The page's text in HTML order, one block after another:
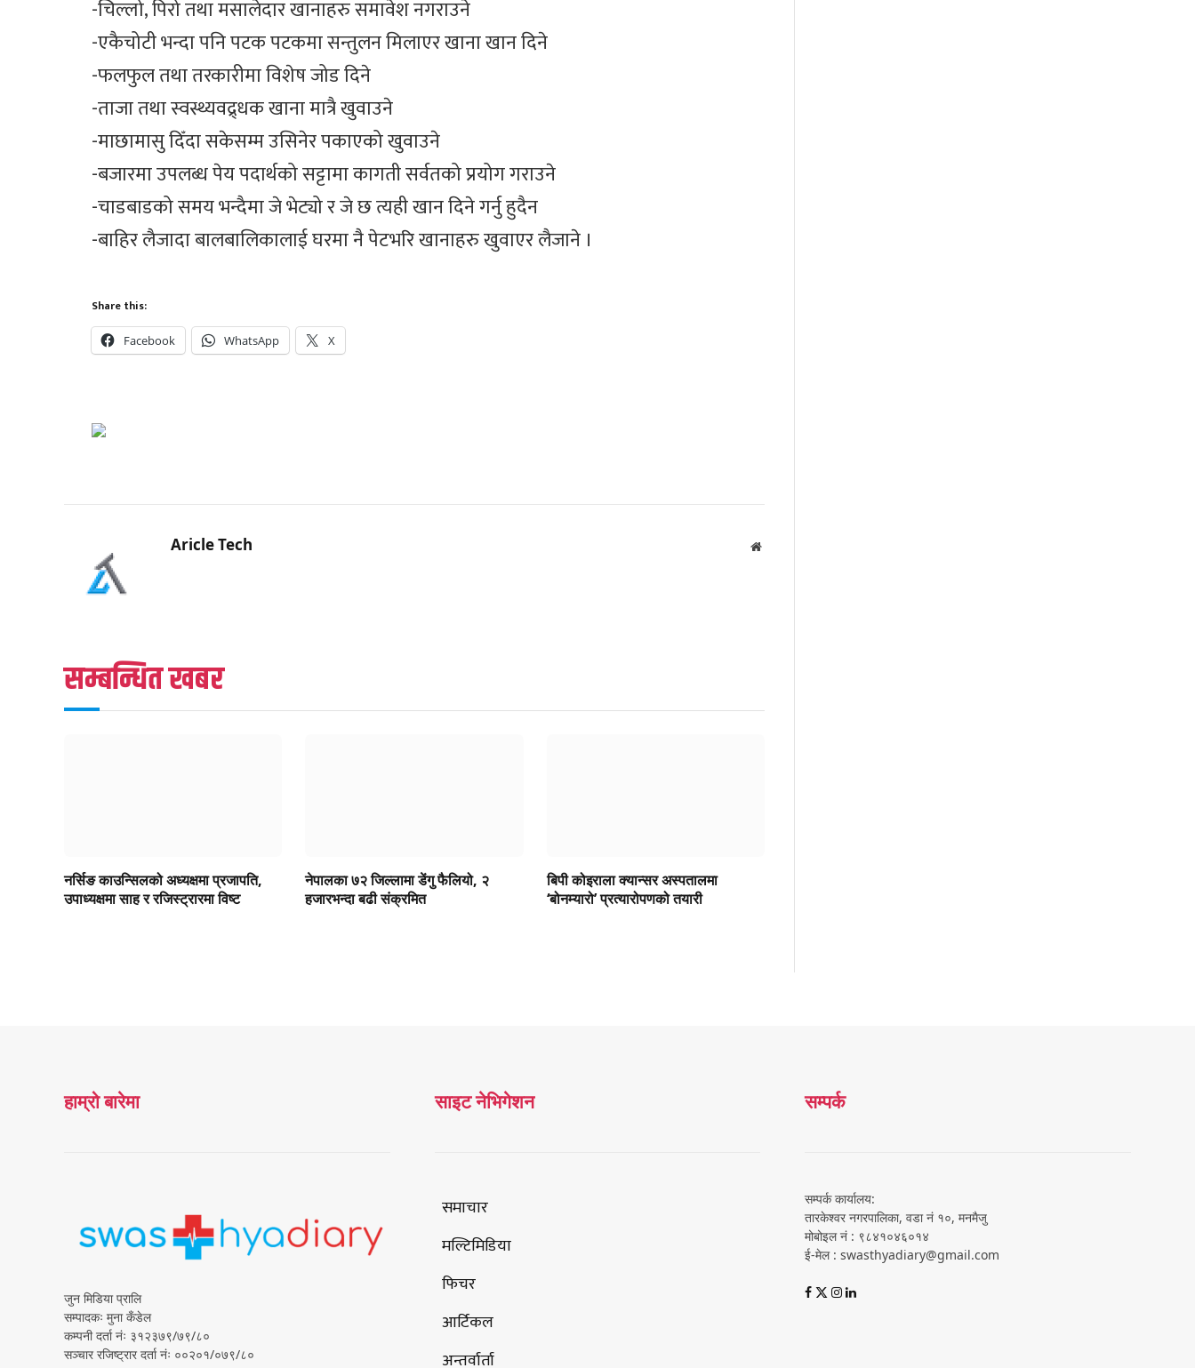
-चिल्लो, पिरो तथा मसालेदार खानाहरु समावेश नगराउने
-एकैचोटी भन्दा पनि पटक पटकमा सन्तुलन मिलाएर खाना खान दिने
-फलफुल तथा तरकारीमा विशेष जोड दिने
-ताजा तथा स्वस्थ्यवद्र्धक खाना मात्रै खुवाउने
-माछामासु दिँदा सकेसम्म उसिनेर पकाएको खुवाउने
-बजारमा उपलब्ध पेय पदार्थको सट्टामा कागती सर्वतको प्रयोग गराउने
-चाडबाडको समय भन्दैमा जे भेट्यो र जे छ त्यही खान दिने गर्नु हुदैन
-बाहिर लैजादा बालबालिकालाई घरमा नै पेटभरि खानाहरु खुवाएर लैजाने ।
Share this:
Facebook WhatsApp X
Aricle Tech Website
सम्बन्धित खबर
नर्सिङ काउन्सिलको अध्यक्षमा प्रजापति,
उपाध्यक्षमा साह र रजिस्ट्रारमा विष्ट
नेपालका ७२ जिल्लामा डेंगु फैलियो, २
हजारभन्दा बढी संक्रमित
बिपी कोइराला क्यान्सर अस्पतालमा
‘बोनम्यारो’ प्रत्यारोपणको तयारी
हाम्रो बारेमा
जुन मिडिया प्रालि
सम्पादकः मुना कँडेल
कम्पनी दर्ता नंः ३१२३७९/७९/८०
सञ्चार रजिष्ट्रार दर्ता नंः ००२०१/०७९/८०
साइट नेभिगेशन
समाचार
मल्टिमिडिया
फिचर
आर्टिकल
अन्तर्वार्ता
सम्पर्क
सम्पर्क कार्यालय:
तारकेश्वर नगरपालिका, वडा नं १०, मनमैजु
मोबोइल नं : ९८४१०४६०१४
ई-मेल : swasthyadiary@gmail.com